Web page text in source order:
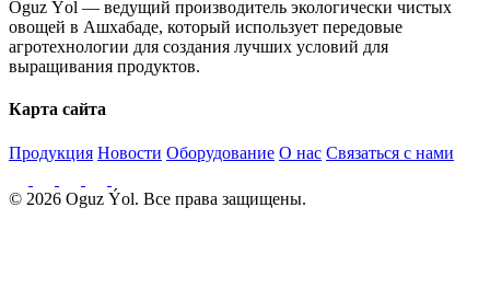
Oguz Ýol — ведущий производитель экологически чистых
овощей в Ашхабаде, который использует передовые
агротехнологии для создания лучших условий для
выращивания продуктов.
Карта сайта
Продукция Новости Оборудование О нас Связаться с нами
© 2026 Oguz Ýol. Все права защищены.